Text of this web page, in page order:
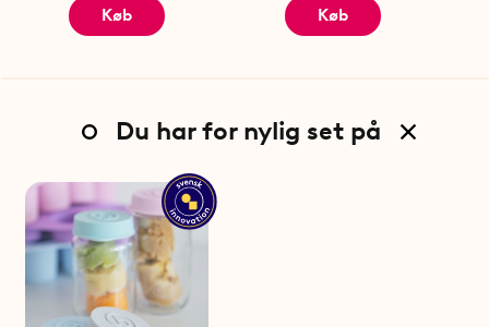
Køb Køb
Du har for nylig set på